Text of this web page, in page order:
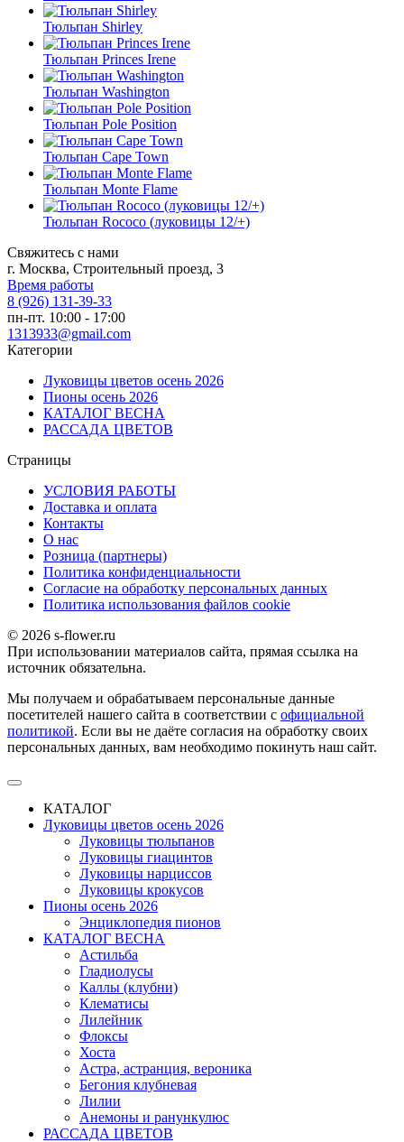
Тюльпан Shirley
Тюльпан Princes Irene
Тюльпан Washington
Тюльпан Pole Position
Тюльпан Cape Town
Тюльпан Monte Flame
Тюльпан Rococo (луковицы 12/+)
Свяжитесь с нами
г. Москва, Строительный проезд, 3
Время работы
8 (926) 131-39-33
пн-пт. 10:00 - 17:00
1313933@gmail.com
Категории
Луковицы цветов осень 2026
Пионы осень 2026
КАТАЛОГ ВЕСНА
РАССАДА ЦВЕТОВ
Страницы
УСЛОВИЯ РАБОТЫ
Доставка и оплата
Контакты
О наc
Розница (партнеры)
Политика конфиденциальности
Согласие на обработку персональных данных
Политика использования файлов сookie
© 2026 s-flower.ru
При использовании материалов сайта, прямая ссылка на
источник обязательна.
Мы получаем и обрабатываем персональные данные
посетителей нашего сайта в соответствии с официальной
политикой. Если вы не даёте согласия на обработку своих
персональных данных, вам необходимо покинуть наш сайт.
КАТАЛОГ
Луковицы цветов осень 2026
Луковицы тюльпанов
Луковицы гиацинтов
Луковицы нарциссов
Луковицы крокусов
Пионы осень 2026
Энциклопедия пионов
КАТАЛОГ ВЕСНА
Астильба
Гладиолусы
Каллы (клубни)
Клематисы
Лилейник
Флоксы
Хоста
Астра, астранция, вероника
Бегония клубневая
Лилии
Анемоны и ранункулюс
РАССАДА ЦВЕТОВ